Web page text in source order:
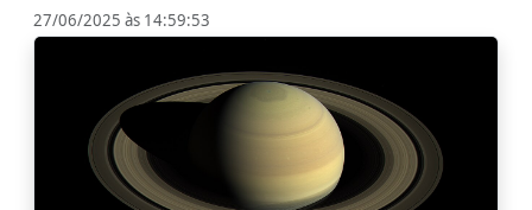
27/06/2025 às 14:59:53